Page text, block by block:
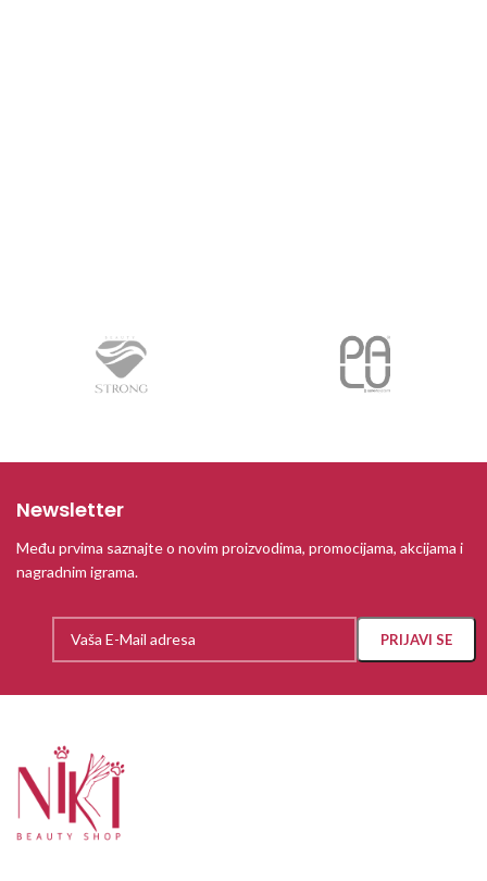
Newsletter
Među prvima saznajte o novim proizvodima, promocijama, akcijama i
nagradnim igrama.